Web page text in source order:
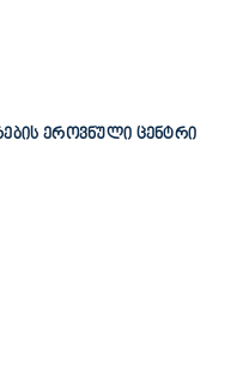
ეროვნული ცენტრი